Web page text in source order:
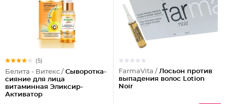
(5)
Белита - Витекс / Сыворотка-
сияние для лица
витаминная Эликсир-
Активатор
FarmaVita / Лосьон против
выпадения волос Lotion
Noir